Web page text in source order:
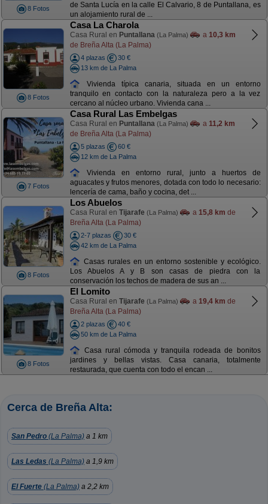
8 Fotos
de Santa Lucía en la calle El Calvario, 8 de Puntallana, es
un alojamiento rural de ...
8 Fotos
Casa La Charola
Casa Rural en Puntallana (La Palma) a 10,3 km
de Breña Alta (La Palma)
4 plazas
30 €
13 km de La Palma
Vivienda típica canaria, situada en un entorno
tranquilo en contacto con la naturaleza pero a la vez
cercano al núcleo urbano. Vivienda cana ...
7 Fotos
Casa Rural Las Embelgas
Casa Rural en Puntallana (La Palma) a 11,2 km
de Breña Alta (La Palma)
5 plazas
60 €
12 km de La Palma
Vivienda en entorno rural, junto a huertos de
aguacates y frutos menores, dotada con todo lo necesario:
lencería de cama, baño y cocina, det ...
8 Fotos
Los Abuelos
Casa Rural en Tijarafe (La Palma) a 15,8 km de
Breña Alta (La Palma)
2-7 plazas
30 €
42 km de La Palma
Casas rurales en un entorno sostenible y ecológico.
Los Abuelos A y B son casas de piedra con la
conservación los techos de madera de sus an ...
8 Fotos
El Lomito
Casa Rural en Tijarafe (La Palma) a 19,4 km de
Breña Alta (La Palma)
2 plazas
40 €
50 km de La Palma
Casa rural cómoda y tranquila rodeada de bonitos
jardines y bellas vistas. Casa canaria, totalmente
restaurada, que cuenta con todo el encan ...
Cerca de Breña Alta:
San Pedro (La Palma) a 1 km
Las Ledas (La Palma) a 1,9 km
El Fuerte (La Palma) a 2,2 km